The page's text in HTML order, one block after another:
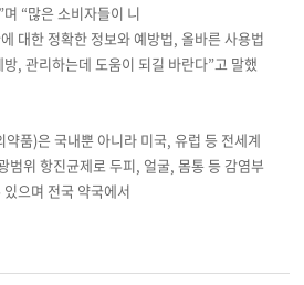
“많은 소비자들이 니
대한 정확한 정보와 예방법, 올바른 사용법
, 관리하는데 도움이 되길 바란다”고 말했
품)은 국내뿐 아니라 미국, 유럽 등 전세계
범위 항진균제로 두피, 얼굴, 몸통 등 감염부
으며 전국 약국에서